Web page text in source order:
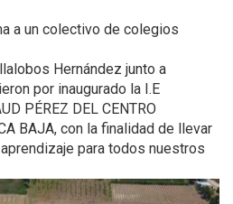
a un colectivo de colegios
Hernández junto a
por inaugurado la I.E
PÉREZ DEL CENTRO
BAJA, con la finalidad de llevar
para todos nuestros